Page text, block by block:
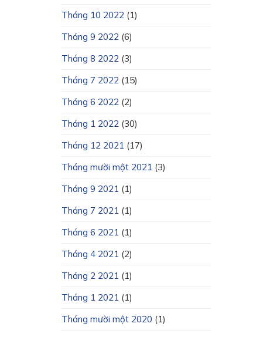
Tháng 10 2022 (1)
Tháng 9 2022 (6)
Tháng 8 2022 (3)
Tháng 7 2022 (15)
Tháng 6 2022 (2)
Tháng 1 2022 (30)
Tháng 12 2021 (17)
Tháng mười một 2021 (3)
Tháng 9 2021 (1)
Tháng 7 2021 (1)
Tháng 6 2021 (1)
Tháng 4 2021 (2)
Tháng 2 2021 (1)
Tháng 1 2021 (1)
Tháng mười một 2020 (1)